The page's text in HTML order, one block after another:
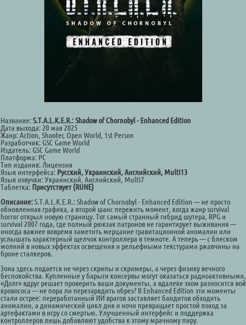
Название: S.T.A.L.K.E.R.: Shadow of Chornobyl - Enhanced Edition
Дата выхода: 20 мая 2025
Жанр: Action, Shooter, Open World, 1st Person
Разработчик: GSC Game World
Издатель: GSC Game World
Платформа: PC
Тип издания: Лицензия
Язык интерфейса: Русский, Украинский, Английский, Multi13
Язык озвучки: Украинский, Английский, Multi7
Таблетка: Присутствует (RUNE)
Описание:S.T.A.L.K.E.R.: Shadow of Chornobyl - Enhanced Edition — не просто
обновленная графика, а второй шанс пережить момент, когда жанр survival
horror открыл новую страницу. Тот самый странный гибрид шутера, RPG и
survival 2007 года, где полный рюкзак патронов не гарантирует выживания —
иногда важнее вовремя заметить мерцание гравитационной аномалии или
услышать характерный щелчок контроллера в темноте. А теперь — с блеском
молний в новых эффектах освещения и рельефными текстурами ржавчины на
броне сталкеров.
Зона здесь подается не через скрипы и скримеры, а через физику вечного
беспокойства. Купленные у барыги консервы могут оказаться радиоактивными,
«Долг» вдруг решает проверить ваши документы, а вдалеке эхом разносится вой
кровососа — не пора ли перезарядить обрез? В Enhanced Edition эти моменты
стали острее: переработанный ИИ врагов заставляет бандитов обходить
аномалии, а динамический цикл дня и ночи превращает простой поход за
артефактами в игру со смертью. Улучшенный интерфейс и поддержка
контроллеров лишь добавляют удобства к этому мрачному пиру.